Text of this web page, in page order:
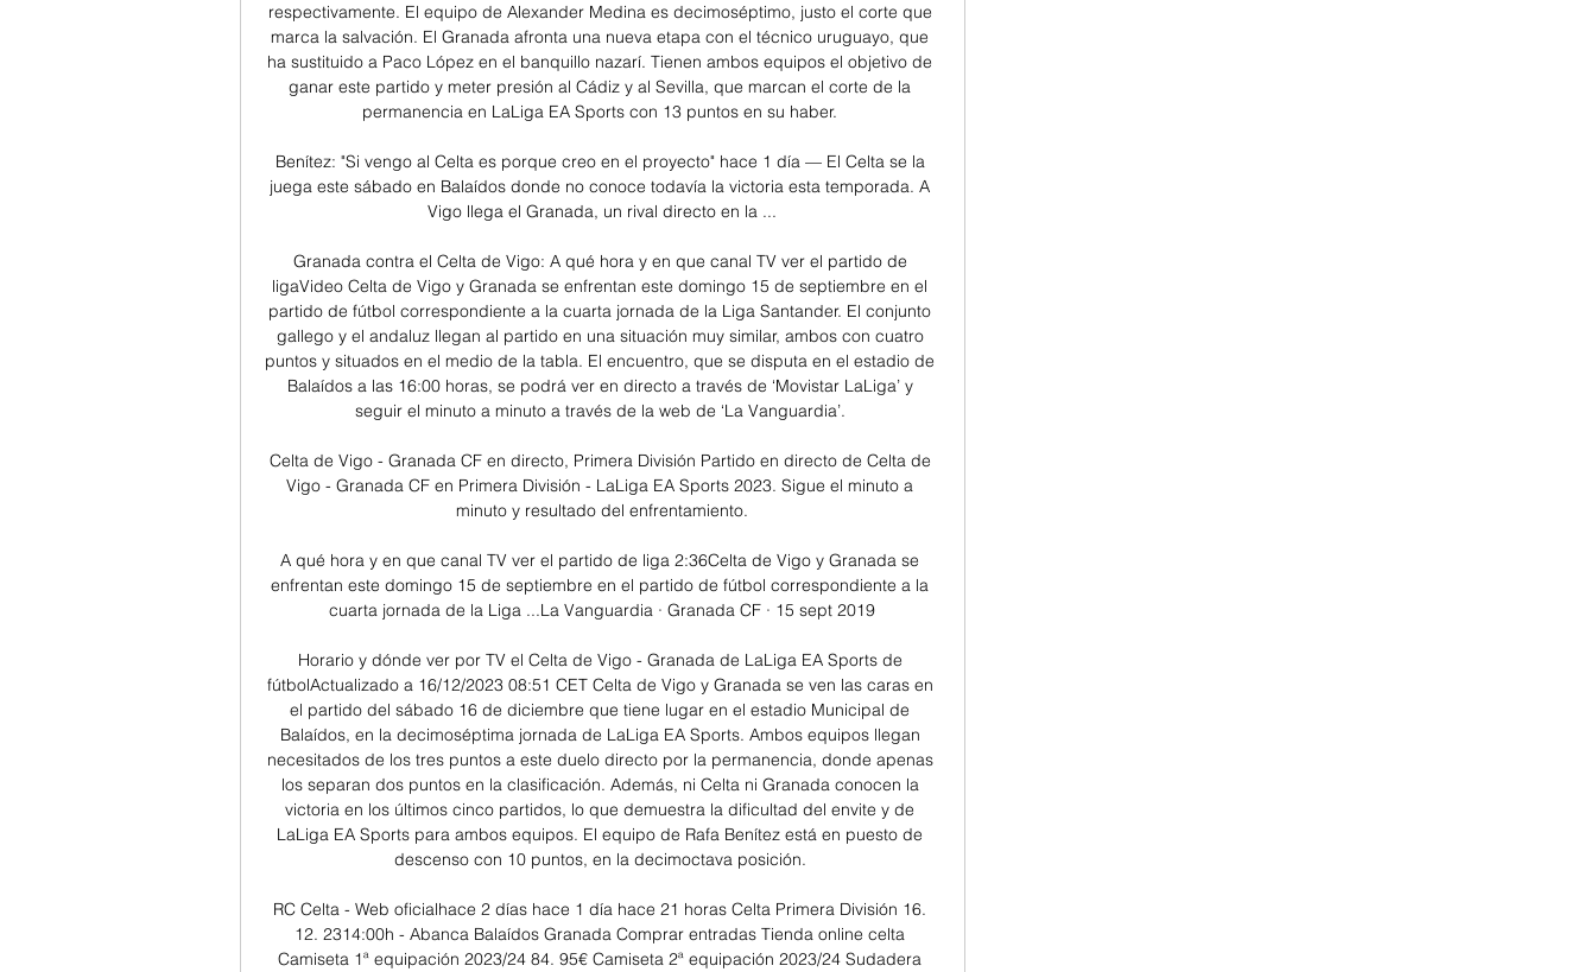
respectivamente. El equipo de Alexander Medina es decimoséptimo, justo el corte que
marca la salvación. El Granada afronta una nueva etapa con el técnico uruguayo, que
ha sustituido a Paco López en el banquillo nazarí. Tienen ambos equipos el objetivo de
ganar este partido y meter presión al Cádiz y al Sevilla, que marcan el corte de la
permanencia en LaLiga EA Sports con 13 puntos en su haber.
Benítez: "Si vengo al Celta es porque creo en el proyecto" hace 1 día — El Celta se la
juega este sábado en Balaídos donde no conoce todavía la victoria esta temporada. A
Vigo llega el Granada, un rival directo en la ...
Granada contra el Celta de Vigo: A qué hora y en que canal TV ver el partido de
ligaVideo Celta de Vigo y Granada se enfrentan este domingo 15 de septiembre en el
partido de fútbol correspondiente a la cuarta jornada de la Liga Santander. El conjunto
gallego y el andaluz llegan al partido en una situación muy similar, ambos con cuatro
puntos y situados en el medio de la tabla. El encuentro, que se disputa en el estadio de
Balaídos a las 16:00 horas, se podrá ver en directo a través de ‘Movistar LaLiga’ y
seguir el minuto a minuto a través de la web de ‘La Vanguardia’.
Celta de Vigo - Granada CF en directo, Primera División Partido en directo de Celta de
Vigo - Granada CF en Primera División - LaLiga EA Sports 2023. Sigue el minuto a
minuto y resultado del enfrentamiento.
A qué hora y en que canal TV ver el partido de liga 2:36Celta de Vigo y Granada se
enfrentan este domingo 15 de septiembre en el partido de fútbol correspondiente a la
cuarta jornada de la Liga ...La Vanguardia · Granada CF · 15 sept 2019
Horario y dónde ver por TV el Celta de Vigo - Granada de LaLiga EA Sports de
fútbolActualizado a 16/12/2023 08:51 CET Celta de Vigo y Granada se ven las caras en
el partido del sábado 16 de diciembre que tiene lugar en el estadio Municipal de
Balaídos, en la decimoséptima jornada de LaLiga EA Sports. Ambos equipos llegan
necesitados de los tres puntos a este duelo directo por la permanencia, donde apenas
los separan dos puntos en la clasificación. Además, ni Celta ni Granada conocen la
victoria en los últimos cinco partidos, lo que demuestra la dificultad del envite y de
LaLiga EA Sports para ambos equipos. El equipo de Rafa Benítez está en puesto de
descenso con 10 puntos, en la decimoctava posición.
RC Celta - Web oficialhace 2 días hace 1 día hace 21 horas Celta Primera División 16.
12. 2314:00h - Abanca Balaídos Granada Comprar entradas Tienda online celta
Camiseta 1ª equipación 2023/24 84. 95€ Camiseta 2ª equipación 2023/24 Sudadera